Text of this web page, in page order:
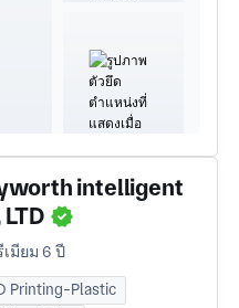
intelligent
มียม 6 ปี
Printing-Plastic